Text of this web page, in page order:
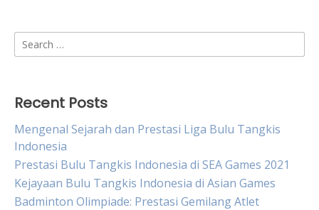
Search
for:
Recent Posts
Mengenal Sejarah dan Prestasi Liga Bulu Tangkis
Indonesia
Prestasi Bulu Tangkis Indonesia di SEA Games 2021
Kejayaan Bulu Tangkis Indonesia di Asian Games
Badminton Olimpiade: Prestasi Gemilang Atlet